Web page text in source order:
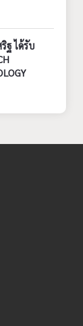
ฐ ได้รับ